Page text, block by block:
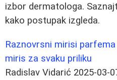
izbor dermatologa.
kako postupak izgleda.
Raznovrsni mirisi
miris za svaku priliku
Radislav Vidarić 2025-03-